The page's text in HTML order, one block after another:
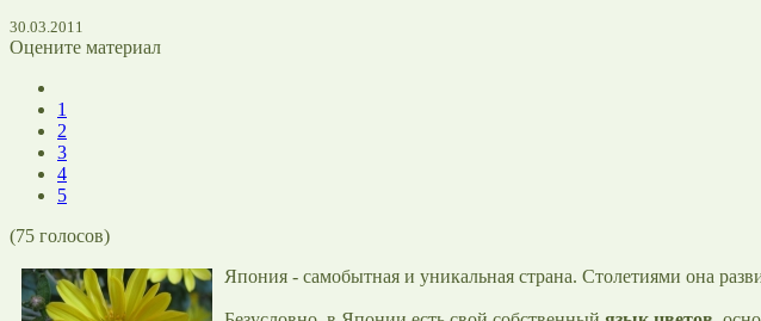
30.03.2011
Оцените материал
1
2
3
4
5
(75 голосов)
Япония - самобытная и уникальная страна. Столетиями она